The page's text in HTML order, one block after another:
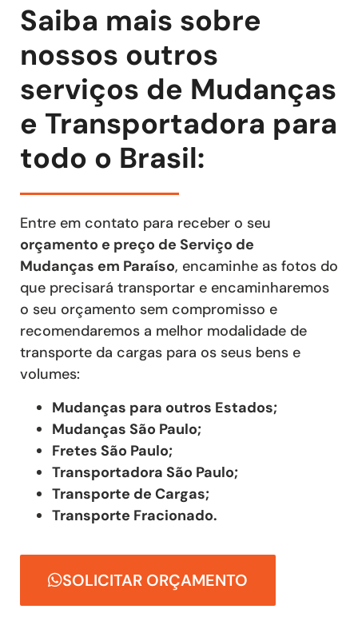
Saiba mais sobre
nossos outros
serviços de Mudanças
e Transportadora para
todo o Brasil:
Entre em contato para receber o seu
orçamento e preço de Serviço de
Mudanças em Paraíso, encaminhe as fotos do
que precisará transportar e encaminharemos
o seu orçamento sem compromisso e
recomendaremos a melhor modalidade de
transporte da cargas para os seus bens e
volumes:
Mudanças para outros Estados;
Mudanças São Paulo;
Fretes São Paulo;
Transportadora São Paulo;
Transporte de Cargas;
Transporte Fracionado.
SOLICITAR ORÇAMENTO